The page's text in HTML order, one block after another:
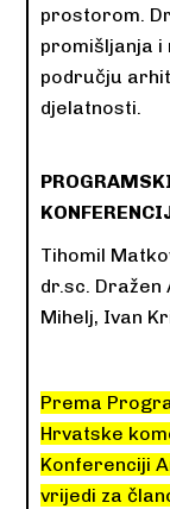
prostorom.
promišljanja
području
djelatnosti.
Tihomil
dr.sc. Dražen
Mihelj, Ivan
Prema
Hrvatske
Konferenciji
vrijedi za